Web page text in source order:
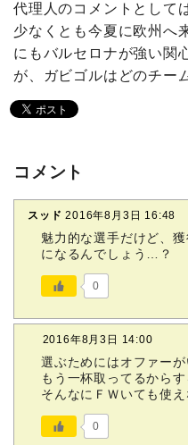
代理人のコメントとして
少なくとも今夏に欧州へ
にもバルセロナが強い関
が、ガビゴルはどのチー
コメント
スッド 2016年8月3日 16:48
魅力的な選手だけど、
になるんでしょう…？
0
2016年8月3日 14:00
選ぶためにはオファーが
もう一杯取ってるから
そんなにＦＷいても使
0